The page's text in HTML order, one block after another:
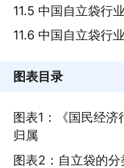
11.5 中国自立袋行
11.6 中国自立袋行
图表目录
图表1：《国民经
归属
图表2：自立袋的分